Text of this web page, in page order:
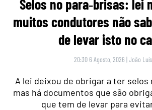
Selos no para‑brisas: lei
muitos condutores não
de levar isto no
20:30 6 Agosto, 2026 |João Luís
A lei deixou de obrigar a ter selos
mas há documentos que são
que tem de levar para